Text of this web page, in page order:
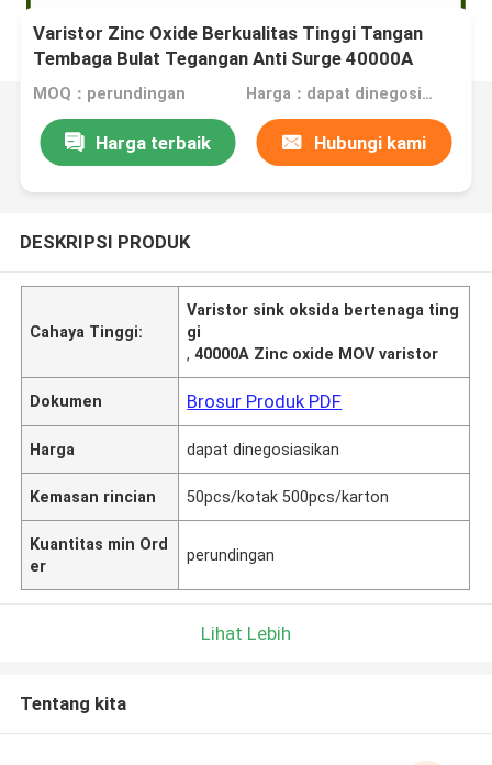
Varistor Zinc Oxide Berkualitas Tinggi Tangan
Tembaga Bulat Tegangan Anti Surge 40000A
MOQ：perundingan Harga：dapat dinegosiasikan
Harga terbaik Hubungi kami
DESKRIPSI PRODUK
Cahaya Tinggi:
Varistor sink oksida bertenaga ting
gi
,40000A Zinc oxide MOV varistor
Dokumen Brosur Produk PDF
Harga dapat dinegosiasikan
Kemasan rincian 50pcs/kotak 500pcs/karton
Kuantitas min Ord
er
perundingan
Lihat Lebih
Tentang kita